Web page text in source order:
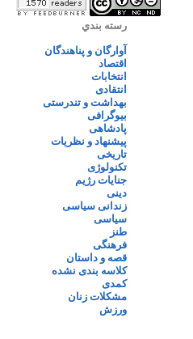
رسته بندي
آوارگان و پناهندگان
اقتصاد
انتخابات
انتقادی
بهداشت و تندرستی
بیوگرافی
پادشاهی
پیشنهاد و نظریات
تاریخی
تکنولوژی
جنایات رژیم
دینی
زندانی سیاسی
سیاسی
طنز
فرهنگی
قصه و داستان
کلاسه بندی نشده
کمدی
مشکلات زنان
ورزش